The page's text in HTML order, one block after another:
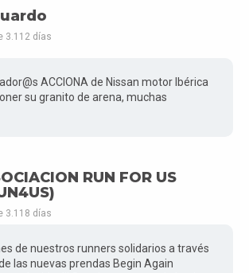
3.112 días
ACCIONA de Nissan motor Ibérica
su granito de arena, muchas
RUN FOR US
3.118 días
de nuestros runners solidarios a través
las nuevas prendas Begin Again